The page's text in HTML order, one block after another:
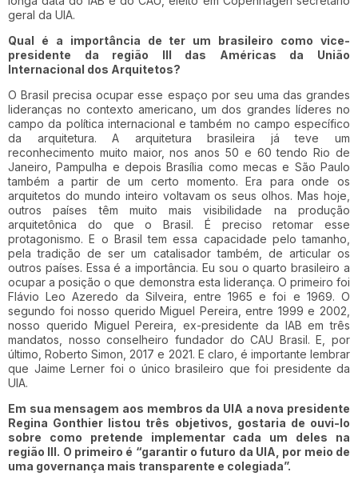
geral da UIA.
Qual é a importância de ter um brasileiro como vice-
presidente da região III das Américas da União
Internacional dos Arquitetos?
O Brasil precisa ocupar esse espaço por seu uma das grandes
lideranças no contexto americano, um dos grandes líderes no
campo da política internacional e também no campo específico
da arquitetura. A arquitetura brasileira já teve um
reconhecimento muito maior, nos anos 50 e 60 tendo Rio de
Janeiro, Pampulha e depois Brasília como mecas e São Paulo
também a partir de um certo momento. Era para onde os
arquitetos do mundo inteiro voltavam os seus olhos. Mas hoje,
outros países têm muito mais visibilidade na produção
arquitetônica do que o Brasil. É preciso retomar esse
protagonismo. E o Brasil tem essa capacidade pelo tamanho,
pela tradição de ser um catalisador também, de articular os
outros países. Essa é a importância. Eu sou o quarto brasileiro a
ocupar a posição o que demonstra esta liderança. O primeiro foi
Flávio Leo Azeredo da Silveira, entre 1965 e foi e 1969. O
segundo foi nosso querido Miguel Pereira, entre 1999 e 2002,
nosso querido Miguel Pereira, ex-presidente da IAB em três
mandatos, nosso conselheiro fundador do CAU Brasil. E, por
último, Roberto Simon, 2017 e 2021. E claro, é importante lembrar
que Jaime Lerner foi o único brasileiro que foi presidente da
UIA.
Em sua mensagem aos membros da UIA a nova presidente
Regina Gonthier listou três objetivos, gostaria de ouvi-lo
sobre como pretende implementar cada um deles na
região III. O primeiro é “garantir o futuro da UIA, por meio de
uma governança mais transparente e colegiada”.